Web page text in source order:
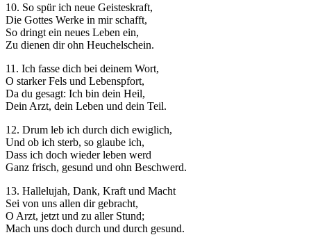
10. So spür ich neue Geisteskraft,
Die Gottes Werke in mir schafft,
So dringt ein neues Leben ein,
Zu dienen dir ohn Heuchelschein.
11. Ich fasse dich bei deinem Wort,
O starker Fels und Lebenspfort,
Da du gesagt: Ich bin dein Heil,
Dein Arzt, dein Leben und dein Teil.
12. Drum leb ich durch dich ewiglich,
Und ob ich sterb, so glaube ich,
Dass ich doch wieder leben werd
Ganz frisch, gesund und ohn Beschwerd.
13. Hallelujah, Dank, Kraft und Macht
Sei von uns allen dir gebracht,
O Arzt, jetzt und zu aller Stund;
Mach uns doch durch und durch gesund.